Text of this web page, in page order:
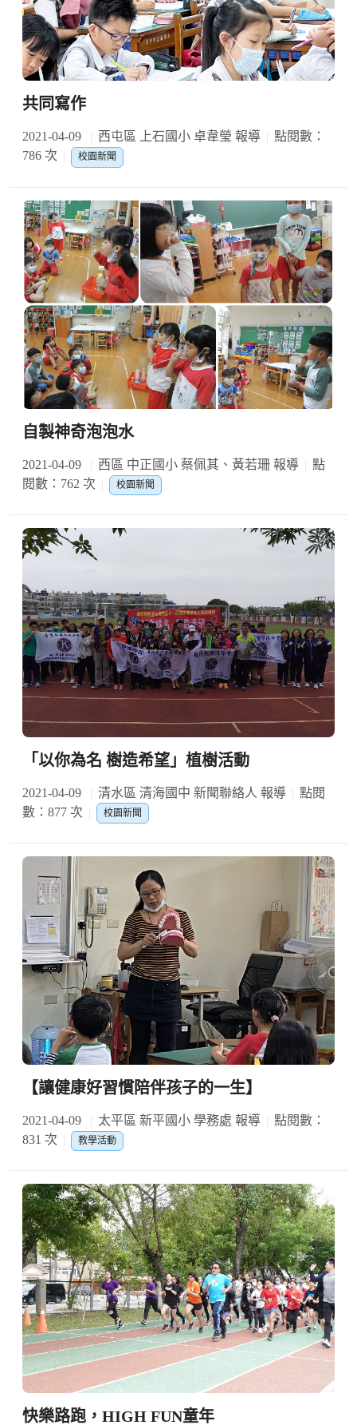
共同寫作
2021-04-09 西屯區 上石國小 卓韋瑩 報導
點閱數：
786 次
校園新聞
自製神奇泡泡水
2021-04-09 西區 中正國小 蔡佩其、黃若珊 報導
點
閱數：762 次
校園新聞
「以你為名 樹造希望」植樹活動
2021-04-09 清水區 清海國中 新聞聯絡人 報導
點閱
數：877 次
校園新聞
【讓健康好習慣陪伴孩子的一生】
2021-04-09 太平區 新平國小 學務處 報導
點閱數：
831 次
教學活動
快樂路跑，HIGH FUN童年